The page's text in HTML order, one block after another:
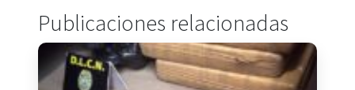
Publicaciones relacionadas